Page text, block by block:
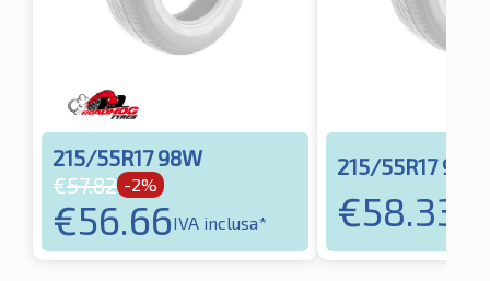
215/55R17 98W
€57.82 -2%
€56.66IVA inclusa*
215/55R17 98W
€58.33